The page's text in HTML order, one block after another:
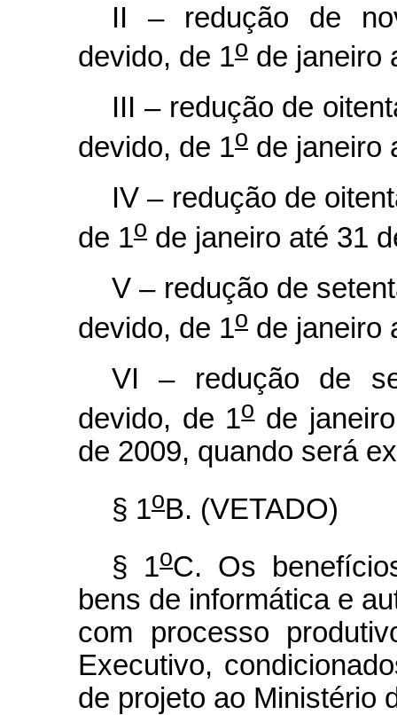
II – redução de
devido, de 1o de janeiro
III – redução de
devido, de 1o de janeiro
IV – redução de
de 1o de janeiro até 31
V – redução de
devido, de 1o de janeiro
VI – redução de
devido, de 1ode
de 2009, quando será
§ 1oB. (VETADO)
§ 1oC. Os
bens de informática e
com processo
Executivo,
de projeto ao Ministério